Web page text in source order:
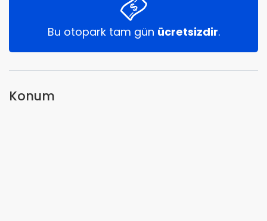
Bu otopark tam gün ücretsizdir.
Konum